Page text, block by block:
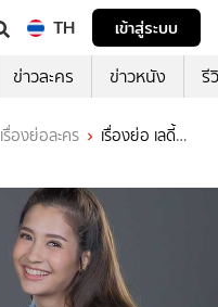
TH
เข้าสู่ระบบ
ข่าวละคร ข่าวหนัง รี
เรื่องย่อละคร
เรื่องย่อ เลดี้